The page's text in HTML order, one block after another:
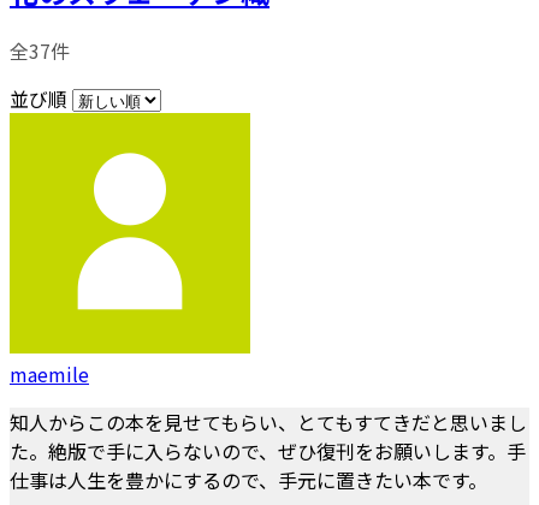
全37件
並び順
maemile
知人からこの本を見せてもらい、とてもすてきだと思いまし
た。絶版で手に入らないので、ぜひ復刊をお願いします。手
仕事は人生を豊かにするので、手元に置きたい本です。